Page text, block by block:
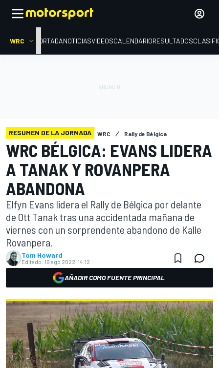
WRC PORTADANOTICIASVIDEOSCALENDARIORESULTADOS
RESUMEN DE LA JORNADA WRC Rally de Bélgica
WRC BÉLGICA: EVANS LIDERA
A TANAK Y ROVANPERA
ABANDONA
Elfyn Evans lidera el Rally de Bélgica por delante
de Ott Tanak tras una accidentada mañana de
viernes con un sorprendente abandono de Kalle
Rovanpera.
Tom Howard
Editado: 19 ago 2022, 14:12
AÑADIR COMO FUENTE PRINCIPAL